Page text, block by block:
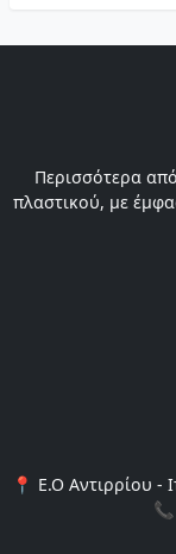
Περισσότερα
πλαστικού, με
📍 Ε.Ο Αντιρρίου -
📞